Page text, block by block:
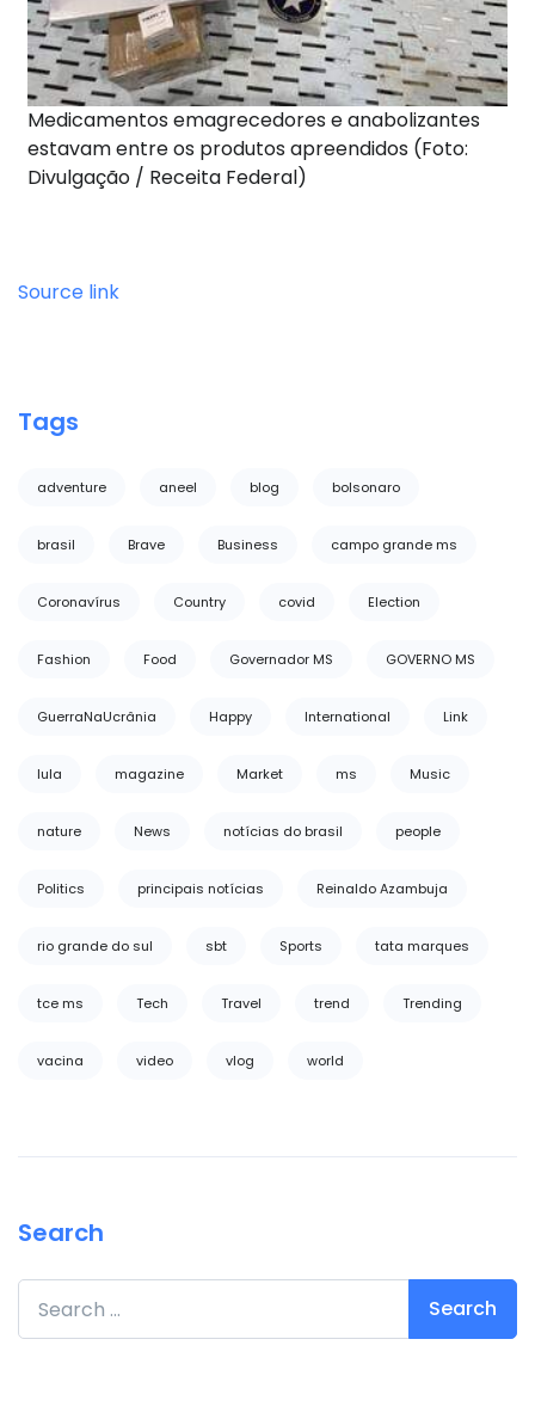
Medicamentos emagrecedores e anabolizantes
estavam entre os produtos apreendidos (Foto:
Divulgação / Receita Federal)
Source link
Tags
adventure aneel blog bolsonaro
brasil Brave Business campo grande ms
Coronavírus Country covid Election
Fashion Food Governador MS GOVERNO MS
GuerraNaUcrânia Happy International Link
lula magazine Market ms Music
nature News notícias do brasil people
Politics principais notícias Reinaldo Azambuja
rio grande do sul sbt Sports tata marques
tce ms Tech Travel trend Trending
vacina video vlog world
Search
Search for: